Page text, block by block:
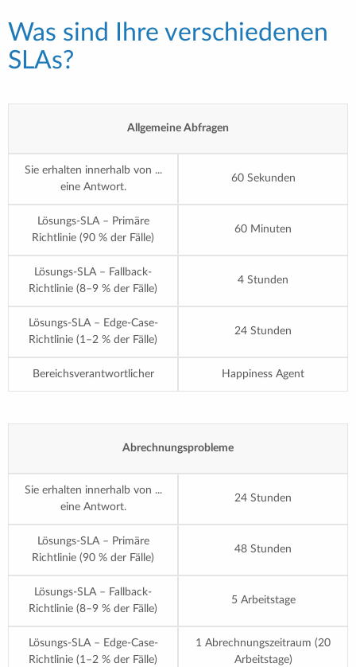
Was sind Ihre verschiedenen
SLAs?
Allgemeine Abfragen
Sie erhalten innerhalb von ...
eine Antwort.
60 Sekunden
Lösungs-SLA – Primäre
Richtlinie (90 % der Fälle)
60 Minuten
Lösungs-SLA – Fallback-
Richtlinie (8–9 % der Fälle)
4 Stunden
Lösungs-SLA – Edge-Case-
Richtlinie (1–2 % der Fälle)
24 Stunden
Bereichsverantwortlicher Happiness Agent
Abrechnungsprobleme
Sie erhalten innerhalb von ...
eine Antwort.
24 Stunden
Lösungs-SLA – Primäre
Richtlinie (90 % der Fälle)
48 Stunden
Lösungs-SLA – Fallback-
Richtlinie (8–9 % der Fälle)
5 Arbeitstage
Lösungs-SLA – Edge-Case-
Richtlinie (1–2 % der Fälle)
1 Abrechnungszeitraum (20
Arbeitstage)